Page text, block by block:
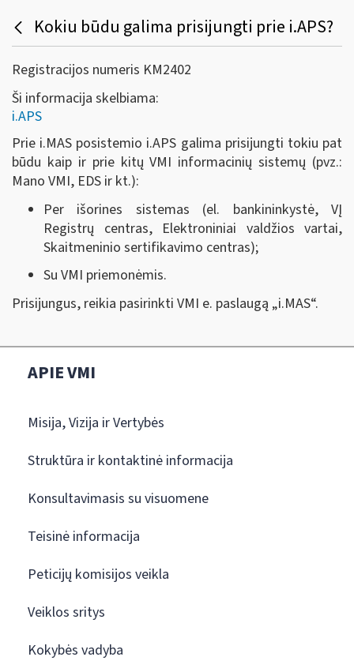
Kokiu būdu galima prisijungti prie i.APS?
Registracijos numeris KM2402
Ši informacija skelbiama:
i.APS
Prie i.MAS posistemio i.APS galima prisijungti tokiu pat
būdu kaip ir prie kitų VMI informacinių sistemų (pvz.:
Mano VMI, EDS ir kt.):
Per išorines sistemas (el. bankininkystė, VĮ
Registrų centras, Elektroniniai valdžios vartai,
Skaitmeninio sertifikavimo centras);
Su VMI priemonėmis.
Prisijungus, reikia pasirinkti VMI e. paslaugą „i.MAS“.
APIE VMI
Misija, Vizija ir Vertybės
Struktūra ir kontaktinė informacija
Konsultavimasis su visuomene
Teisinė informacija
Peticijų komisijos veikla
Veiklos sritys
Kokybės vadyba